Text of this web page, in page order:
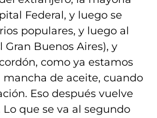
Federal, y luego se
populares, y luego al
Buenos Aires), y
como ya estamos
de aceite, cuando
Eso después vuelve
que se va al segundo